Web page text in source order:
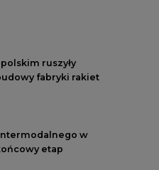
ruszyły
fabryki rakiet
w
etap